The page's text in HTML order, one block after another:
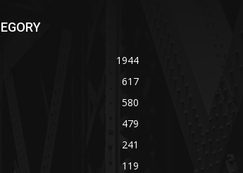
1944
617
580
479
241
119